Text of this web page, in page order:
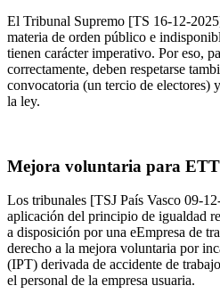
El Tribunal Supremo [TS 16-12-
materia de orden público e
tienen carácter imperativo. Por eso,
correctamente, deben respetarse
convocatoria (un tercio de electores)
la ley.
Mejora voluntaria para ETT
Los tribunales [TSJ País Vasco 09-
aplicación del principio de igualdad
a disposición por una eEmpresa de
derecho a la mejora voluntaria por
(IPT) derivada de accidente de
el personal de la empresa usuaria.